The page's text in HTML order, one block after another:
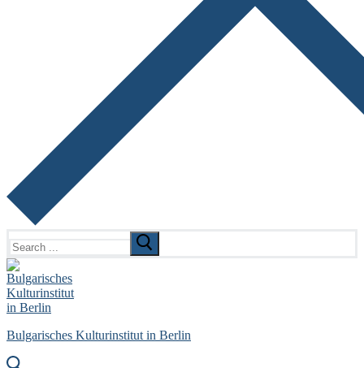
for:
Bulgarisches Kulturinstitut in Berlin